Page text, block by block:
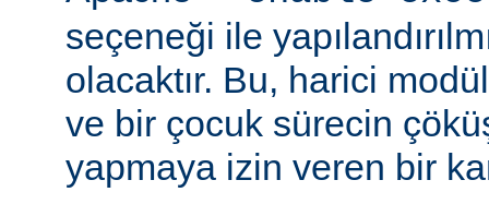
seçeneği ile
olacaktır. Bu, harici
ve bir çocuk sürecin
yapmaya izin veren bir